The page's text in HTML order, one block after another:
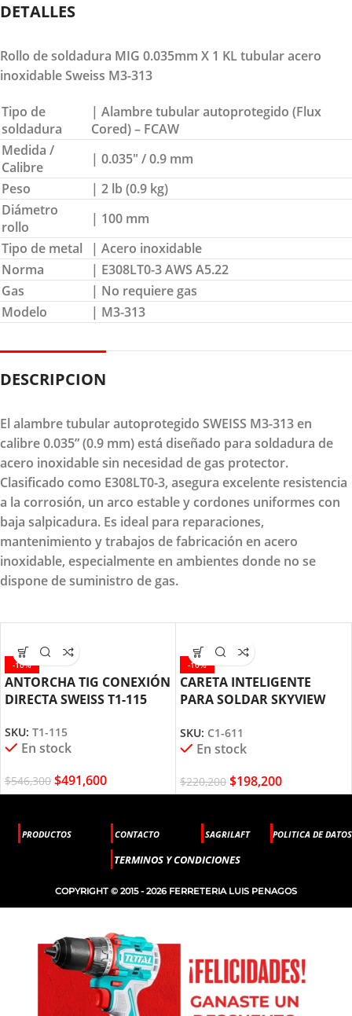
DETALLES
Rollo de soldadura MIG 0.035mm X 1 KL tubular acero
inoxidable Sweiss M3-313
Tipo de
soldadura
| Alambre tubular autoprotegido (Flux
Cored) – FCAW
Medida /
Calibre
| 0.035″ / 0.9 mm
Peso
| 2 lb (0.9 kg)
Diámetro
rollo
| 100 mm
Tipo de metal
| Acero inoxidable
Norma
| E308LT0-3 AWS A5.22
Gas
| No requiere gas
Modelo
| M3-313
DESCRIPCION
El alambre tubular autoprotegido SWEISS M3-313 en
calibre 0.035” (0.9 mm) está diseñado para soldadura de
acero inoxidable sin necesidad de gas protector.
Clasificado como E308LT0-3, asegura excelente resistencia
a la corrosión, un arco estable y cordones uniformes con
baja salpicadura. Es ideal para reparaciones,
mantenimiento y trabajos de fabricación en acero
inoxidable, especialmente en ambientes donde no se
dispone de suministro de gas.
-10%
ANTORCHA TIG CONEXIÓN
DIRECTA SWEISS T1-115
SKU: T1-115
En stock
$546,300 $491,600
-10%
CARETA INTELIGENTE
PARA SOLDAR SKYVIEW
SKU: C1-611
En stock
$220,200 $198,200
PRODUCTOS CONTACTO SAGRILAFT POLITICA DE DATOS
TERMINOS Y CONDICIONES
COPYRIGHT © 2015 - 2026 FERRETERIA LUIS PENAGOS